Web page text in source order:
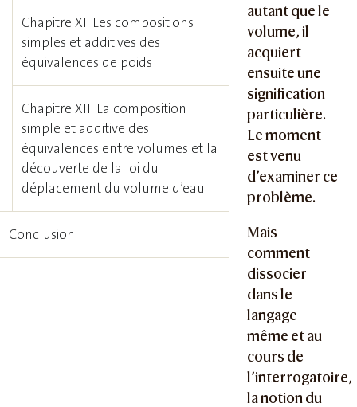
autant que le
volume, il
acquiert
ensuite une
signification
particulière.
Le moment
est venu
d’examiner ce
problème.
Mais
comment
dissocier
dans le
langage
même et au
cours de
l’interrogatoire,
la notion du
Chapitre XI. Les compositions
simples et additives des
équivalences de poids
Chapitre XII. La composition
simple et additive des
équivalences entre volumes et la
découverte de la loi du
déplacement du volume d’eau
Conclusion